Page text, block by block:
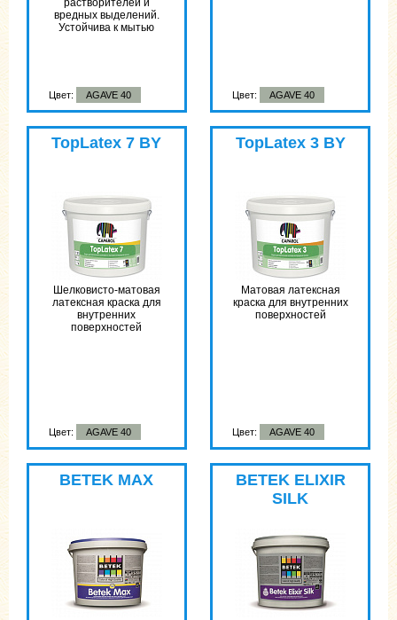
растворителей и
вредных выделений.
Устойчива к мытью
Цвет: AGAVE 40 Цвет: AGAVE 40
TopLatex 7 BY
Шелковисто-матовая
латексная краска для
внутренних
поверхностей
Цвет: AGAVE 40
TopLatex 3 BY
Матовая латексная
краска для внутренних
поверхностей
Цвет: AGAVE 40
BETEK MAX
BETEK ELIXIR
SILK